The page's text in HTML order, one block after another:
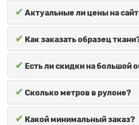
✔ Актуальные ли цены на
✔ Как заказать образец
✔ Есть ли скидки на большой
✔ Сколько метров в рулоне?
✔ Какой минимальный заказ?